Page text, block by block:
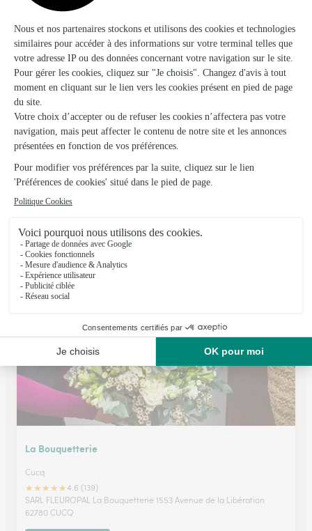
Calais
★★★★★4.6 (93)
30, boulevard de l'Egalité
Voir la boutique
Etaples
★★★★★4.8 (101)
5, rue Rosamel
Voir la boutique
La Bouquetterie
Cucq
★★★★★4.6 (139)
SARL FLEUROPAL La Bouquetterie 1553 Avenue de la Libération
62780 CUCQ